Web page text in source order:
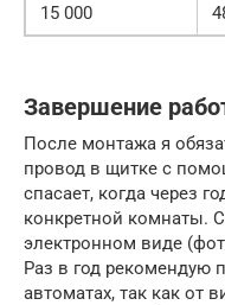
15 000
Завершение
После монтажа я
провод в щитке с
спасает, когда через
конкретной комнаты.
электронном виде
Раз в год рекомендую
автоматах, так как от